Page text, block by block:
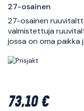
27-osainen
27-osainen
valmistettuja
jossa on oma paikka
73,10 €